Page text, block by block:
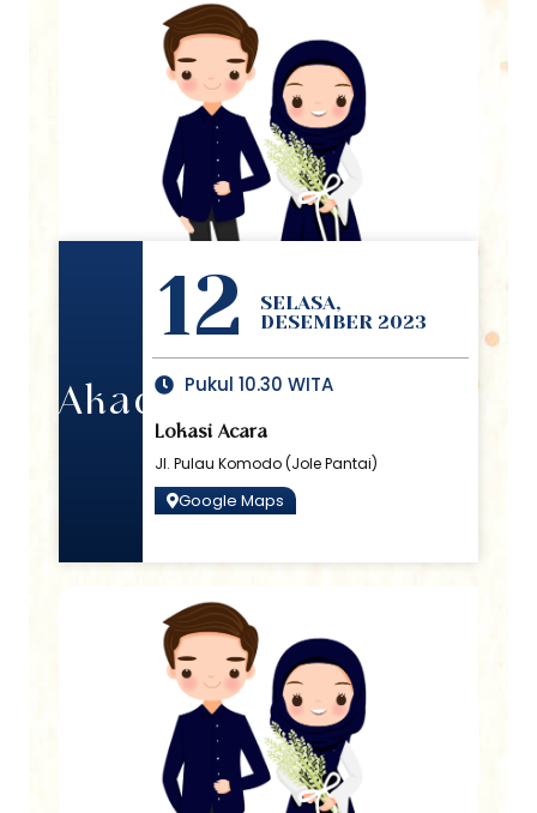
AkadNikah
12
SELASA,
DESEMBER 2023
Pukul 10.30 WITA
Lokasi Acara
Jl. Pulau Komodo (Jole Pantai)
Google Maps